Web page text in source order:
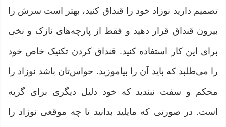
تصمیم دارید نوزاد خود را قنداق کنید، بهتر است سرش را
بیرون قنداق قرار دهید و فقط از پارچه‌های نازک و نخی
برای این کار استفاده کنید. قنداق کردن تکنیک خاص خود
را می‌طلبد که باید آن را بیاموزید. حواس‌تان باشد نوزاد را
محکم و سفت نبندید که خود دلیل دیگری برای گریه
است. در صورتی که مایلید بدانید تا چه موقعی نوزاد را